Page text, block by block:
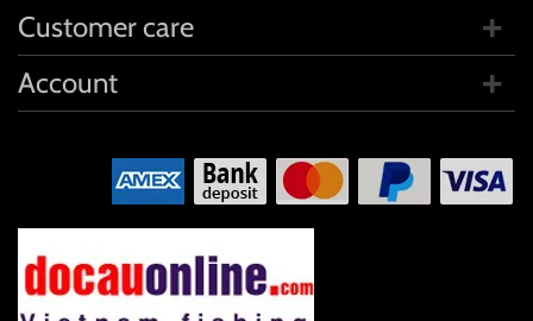
Customer care
Account